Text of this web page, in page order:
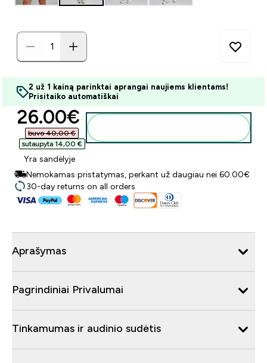
2 už 1 kainą parinktai aprangai naujiems klientams!
Prisitaiko automatiškai
discounted price
26.00€‎
buvo 40,00 €‎
sutaupyta 14,00 €‎
Yra sandėlyje
Nemokamas pristatymas, perkant už daugiau nei 60.00€
30-day returns on all orders
Aprašymas
Pagrindiniai Privalumai
Tinkamumas ir audinio sudėtis